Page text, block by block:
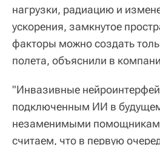
нагрузки, радиацию и
ускорения, замкнутое
факторы можно создать
полета, объяснили в
"Инвазивные
подключенным ИИ в
незаменимыми
считаем, что в первую